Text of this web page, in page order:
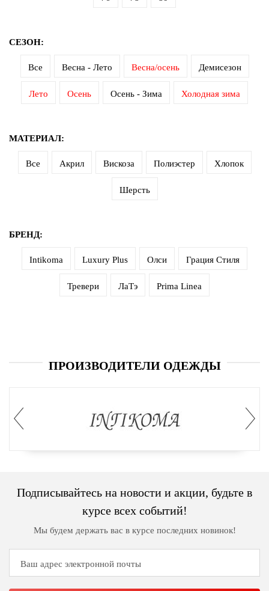
СЕЗОН:
Все Весна - Лето Весна/осень Демисезон
Лето Осень Осень - Зима Холодная зима
МАТЕРИАЛ:
Все Акрил Вискоза Полиэстер Хлопок
Шерсть
БРЕНД:
Intikoma Luxury Plus Олси Грация Стиля
Тревери ЛаТэ Prima Linea
ПРОИЗВОДИТЕЛИ ОДЕЖДЫ
Подписывайтесь на новости и акции, будьте в
курсе всех событий!
Мы будем держать вас в курсе последних новинок!